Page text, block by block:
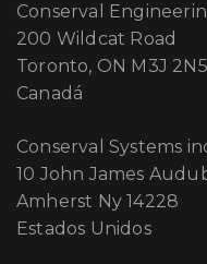
Conserval
200 Wildcat Road
Toronto, ON M3J 2N5
Canadá
Conserval Systems
10 John James
Amherst Ny 14228
Estados Unidos